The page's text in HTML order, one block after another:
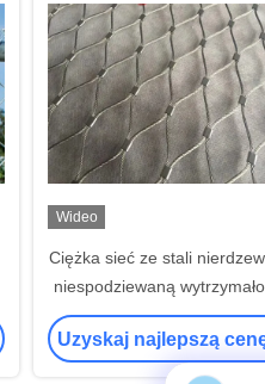
Wideo
Ciężka sieć ze stali
niespodziewaną
na rozciąganie 520N/
Uzyskaj najlepszą